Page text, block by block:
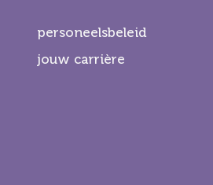
personeelsbeleid
jouw carrière